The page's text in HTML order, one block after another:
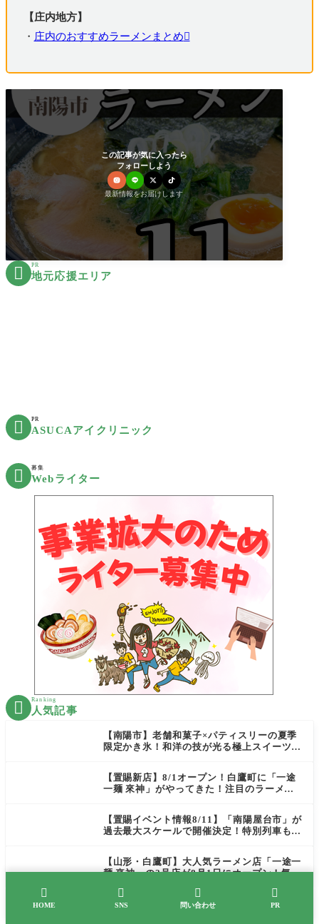
【庄内地方】
・ 庄内のおすすめラーメンまとめ
この記事が気に入ったら
フォローしよう
最新情報をお届けします
 PR
地元応援エリア
 PR
ASUCAアイクリニック
 募集
Webライター
 Ranking
人気記事
【南陽市】老舗和菓子×パティスリーの夏季
限定かき氷！和洋の技が光る極上スイーツ｜
【置賜新店】8/1オープン！白鷹町に「一途
一麺 來神」がやってきた！注目のラーメン
【置賜イベント情報8/11】「南陽屋台市」が
過去最大スケールで開催決定！特別列車も走
【山形・白鷹町】大人気ラーメン店「一途一
麺 來神」の2号店が8月1日にオープン！気に
【置賜新店】安い、旨い、早いの大衆居酒屋

HOME

SNS

問い合わせ

PR